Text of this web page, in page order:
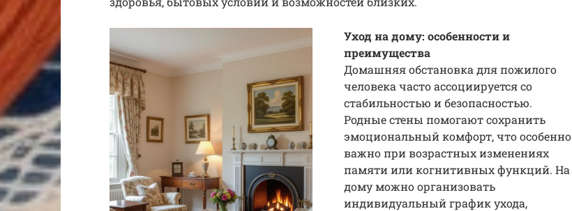
Уход на дому: особенности и
преимущества
Домашняя обстановка для пожилого
человека часто ассоциируется со
стабильностью и безопасностью.
Родные стены помогают сохранить
эмоциональный комфорт, что особенно
важно при возрастных изменениях
памяти или когнитивных функций. На
дому можно организовать
индивидуальный график ухода,